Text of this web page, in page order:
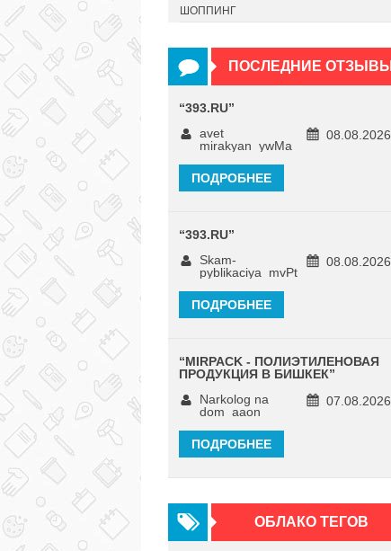
ШОППИНГ
ПОСЛЕДНИЕ ОТЗЫВЫ
“393.RU”
08.08.2026
avet
mirakyan_ywMa
ПОДРОБНЕЕ
“393.RU”
08.08.2026
Skam-
pyblikaciya_mvPt
ПОДРОБНЕЕ
“MIRPACK - ПОЛИЭТИЛЕНОВАЯ
ПРОДУКЦИЯ В БИШКЕК”
07.08.2026
Narkolog na
dom_aaon
ПОДРОБНЕЕ
ОБЛАКО ТЕГОВ